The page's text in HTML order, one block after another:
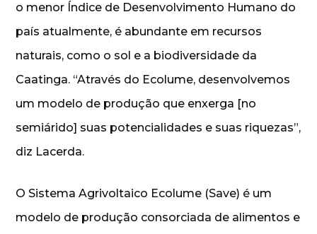
o menor Índice de Desenvolvimento Humano do
país atualmente, é abundante em recursos
naturais, como o sol e a biodiversidade da
Caatinga. “Através do Ecolume, desenvolvemos
um modelo de produção que enxerga [no
semiárido] suas potencialidades e suas riquezas”,
diz Lacerda.
O Sistema Agrivoltaico Ecolume (Save) é um
modelo de produção consorciada de alimentos e